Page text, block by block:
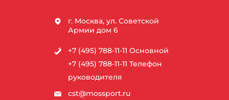
г. Москва, ул. Советской
Армии дом 6
+7 (495) 788-11-11 Основной
+7 (495) 788-11-11 Телефон
руководителя
cst@mossport.ru